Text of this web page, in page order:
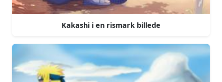
Kakashi i en rismark billede